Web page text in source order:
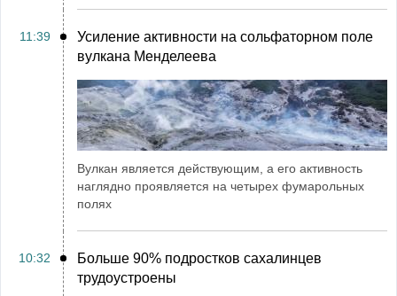
11:39
Усиление активности на сольфаторном поле
вулкана Менделеева
Вулкан является действующим, а его активность
наглядно проявляется на четырех фумарольных
полях
10:32
Больше 90% подростков сахалинцев
трудоустроены